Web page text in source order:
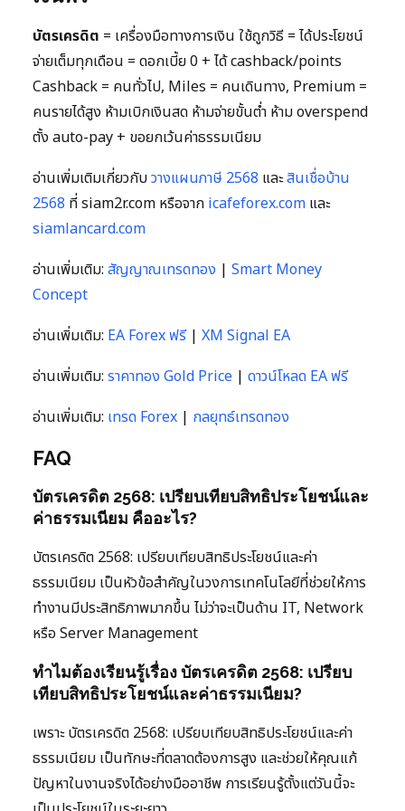
บัตรเครดิต = เครื่องมือทางการเงิน ใช้ถูกวิธี = ได้ประโยชน์
จ่ายเต็มทุกเดือน = ดอกเบี้ย 0 + ได้ cashback/points
Cashback = คนทั่วไป, Miles = คนเดินทาง, Premium =
คนรายได้สูง ห้ามเบิกเงินสด ห้ามจ่ายขั้นต่ำ ห้าม overspend
ตั้ง auto-pay + ขอยกเว้นค่าธรรมเนียม
อ่านเพิ่มเติมเกี่ยวกับวางแผนภาษี 2568 และสินเชื่อบ้าน
2568 ที่ siam2r.com หรือจาก icafeforex.com และ
siamlancard.com
อ่านเพิ่มเติม: สัญญาณเทรดทอง | Smart Money
Concept
อ่านเพิ่มเติม: EA Forex ฟรี| XM Signal EA
อ่านเพิ่มเติม: ราคาทอง Gold Price | ดาวน์โหลด EA ฟรี
อ่านเพิ่มเติม: เทรด Forex | กลยุทธ์เทรดทอง
FAQ
บัตรเครดิต 2568: เปรียบเทียบสิทธิประโยชน์และ
ค่าธรรมเนียม คืออะไร?
บัตรเครดิต 2568: เปรียบเทียบสิทธิประโยชน์และค่า
ธรรมเนียม เป็นหัวข้อสำคัญในวงการเทคโนโลยีที่ช่วยให้การ
ทำงานมีประสิทธิภาพมากขึ้น ไม่ว่าจะเป็นด้าน IT, Network
หรือ Server Management
ทำไมต้องเรียนรู้เรื่อง บัตรเครดิต 2568: เปรียบ
เทียบสิทธิประโยชน์และค่าธรรมเนียม?
เพราะ บัตรเครดิต 2568: เปรียบเทียบสิทธิประโยชน์และค่า
ธรรมเนียม เป็นทักษะที่ตลาดต้องการสูง และช่วยให้คุณแก้
ปัญหาในงานจริงได้อย่างมืออาชีพ การเรียนรู้ตั้งแต่วันนี้จะ